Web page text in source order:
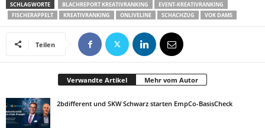
SCHLAGWORTE BLACHREPORT KREATIVRANKING
EVENT-KREATIVRANKING
FISCHERAPPELT
KREATIVRANKING ONLIVELINE SCHACHZUG VOK DAMS
Teilen
Verwandte Artikel Mehr vom Autor
2bdifferent und SKW Schwarz starten EmpCo-BasisCheck